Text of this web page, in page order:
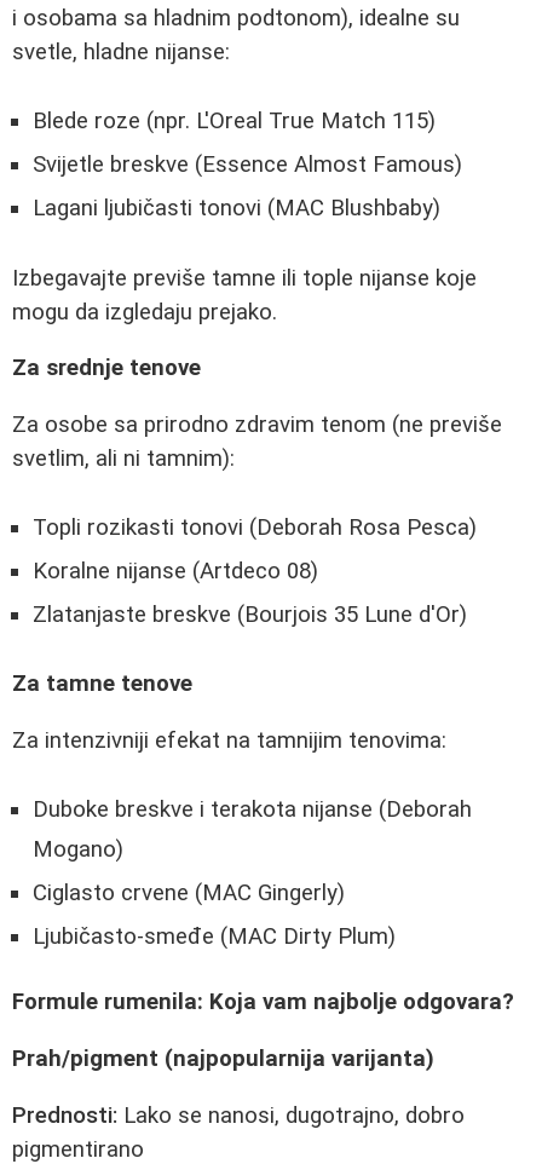
i osobama sa hladnim podtonom), idealne su
svetle, hladne nijanse:
Blede roze (npr. L'Oreal True Match 115)
Svijetle breskve (Essence Almost Famous)
Lagani ljubičasti tonovi (MAC Blushbaby)
Izbegavajte previše tamne ili tople nijanse koje
mogu da izgledaju prejako.
Za srednje tenove
Za osobe sa prirodno zdravim tenom (ne previše
svetlim, ali ni tamnim):
Topli rozikasti tonovi (Deborah Rosa Pesca)
Koralne nijanse (Artdeco 08)
Zlatanjaste breskve (Bourjois 35 Lune d'Or)
Za tamne tenove
Za intenzivniji efekat na tamnijim tenovima:
Duboke breskve i terakota nijanse (Deborah
Mogano)
Ciglasto crvene (MAC Gingerly)
Ljubičasto-smeđe (MAC Dirty Plum)
Formule rumenila: Koja vam najbolje odgovara?
Prah/pigment (najpopularnija varijanta)
Prednosti: Lako se nanosi, dugotrajno, dobro
pigmentirano